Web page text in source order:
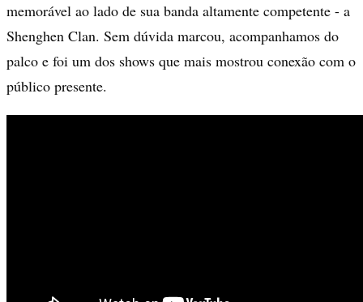
memorável ao lado de sua banda altamente competente - a
Shenghen Clan. Sem dúvida marcou, acompanhamos do
palco e foi um dos shows que mais mostrou conexão com o
público presente.